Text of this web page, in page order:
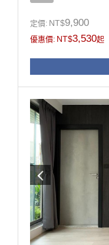
-乾濕分離衛浴
-冷凍冷藏冰箱
-沙發床
-陽台
-電視*2
映入眼簾的是淺色調
特別的是客廳與寢室
讓前來入住的你，
即使邀請朋友來住處
進入寢室後，是一張
床的後方有長長的衣
讓您可以吊掛衣服，
床前的電視牆後方
背對著窗戶，讓您能
適合長租，也是小家
定價: NT$9,900
優惠價: NT$3,530起